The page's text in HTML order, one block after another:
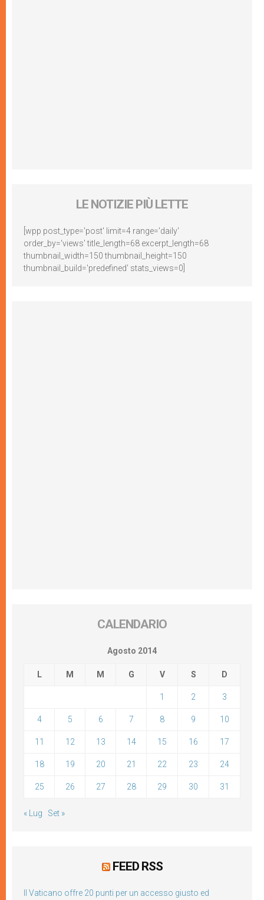
LE NOTIZIE PIÙ LETTE
[wpp post_type='post' limit=4 range='daily'
order_by='views' title_length=68 excerpt_length=68
thumbnail_width=150 thumbnail_height=150
thumbnail_build='predefined' stats_views=0]
CALENDARIO
Agosto 2014
L M M G V S D
1 2 3
4 5 6 7 8 9 10
11 12 13 14 15 16 17
18 19 20 21 22 23 24
25 26 27 28 29 30 31
« Lug Set »
FEED RSS
Il Vaticano offre 20 punti per un accesso giusto ed